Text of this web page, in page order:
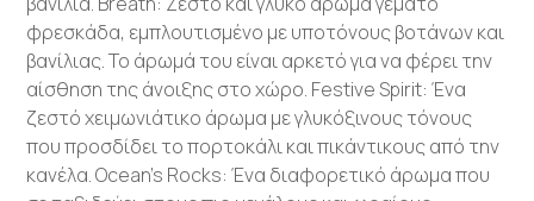
φρεσκάδα, εμπλουτισμένο με υποτόνους βοτάνων και
βανίλιας. Το άρωμά του είναι αρκετό για να φέρει την
αίσθηση της άνοιξης στο χώρο. Festive Spirit: Ένα
ζεστό χειμωνιάτικο άρωμα με γλυκόξινους τόνους
που προσδίδει το πορτοκάλι και πικάντικους από την
κανέλα. Ocean’s Rocks: Ένα διαφορετικό άρωμα που